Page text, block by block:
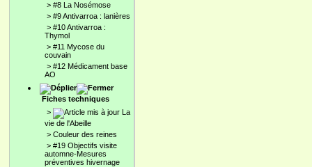
> #8 La Nosémose
> #9 Antivarroa : lanières
> #10 Antivarroa :
Thymol
> #11 Mycose du
couvain
> #12 Médicament base
AO
Fiches techniques
>
La
vie de l'Abeille
> Couleur des reines
> #19 Objectifs visite
automne-Mesures
préventives hivernage